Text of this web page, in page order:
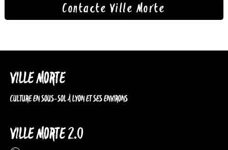
Contacte Ville Morte
VILLE MORTE
CULTURE EN SOUS-SOL À LYON ET SES ENVIRONS
VILLE MORTE 2.0